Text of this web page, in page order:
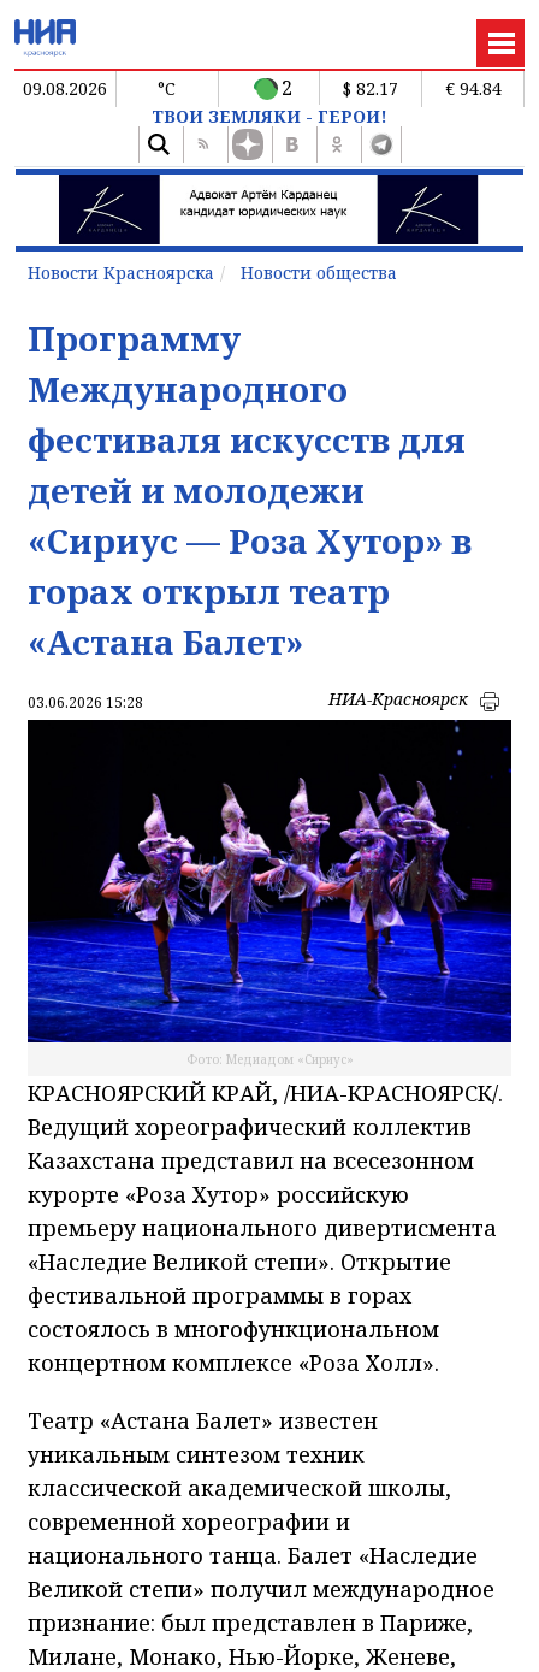
09.08.2026 °C 2 $ 82.17
€ 94.84
ТВОИ ЗЕМЛЯКИ - ГЕРОИ!
Новости Красноярска Новости общества
Программу
Международного
фестиваля искусств для
детей и молодежи
«Сириус — Роза Хутор» в
горах открыл театр
«Астана Балет»
03.06.2026 15:28 НИА-Красноярск
Фото: Медиадом «Сириус»
КРАСНОЯРСКИЙ КРАЙ, /НИА-КРАСНОЯРСК/.
Ведущий хореографический коллектив
Казахстана представил на всесезонном
курорте «Роза Хутор» российскую
премьеру национального дивертисмента
«Наследие Великой степи». Открытие
фестивальной программы в горах
состоялось в многофункциональном
концертном комплексе «Роза Холл».
Театр «Астана Балет» известен
уникальным синтезом техник
классической академической школы,
современной хореографии и
национального танца. Балет «Наследие
Великой степи» получил международное
признание: был представлен в Париже,
Милане, Монако, Нью-Йорке, Женеве,